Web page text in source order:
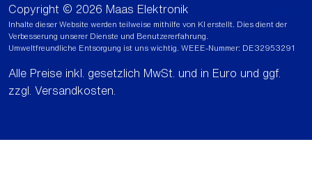
Copyright © 2026 Maas Elektronik
Inhalte dieser Website werden teilweise mithilfe von KI erstellt. Dies dient der
Verbesserung unserer Dienste und Benutzererfahrung.
Umweltfreundliche Entsorgung ist uns wichtig. WEEE-Nummer: DE32953291
Alle Preise inkl. gesetzlich MwSt. und in Euro und ggf.
zzgl. Versandkosten